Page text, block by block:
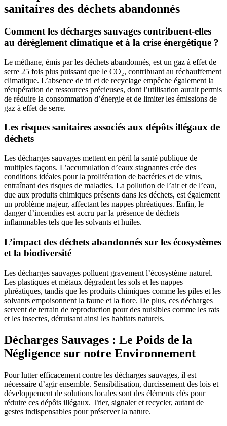
sanitaires des déchets abandonnés
Comment les décharges sauvages contribuent-elles
au dérèglement climatique et à la crise énergétique ?
Le méthane, émis par les déchets abandonnés, est un gaz à effet de
serre 25 fois plus puissant que le CO₂, contribuant au réchauffement
climatique. L’absence de tri et de recyclage empêche également la
récupération de ressources précieuses, dont l’utilisation aurait permis
de réduire la consommation d’énergie et de limiter les émissions de
gaz à effet de serre.
Les risques sanitaires associés aux dépôts illégaux de
déchets
Les décharges sauvages mettent en péril la santé publique de
multiples façons. L’accumulation d’eaux stagnantes crée des
conditions idéales pour la prolifération de bactéries et de virus,
entraînant des risques de maladies. La pollution de l’air et de l’eau,
due aux produits chimiques présents dans les déchets, est également
un problème majeur, affectant les nappes phréatiques. Enfin, le
danger d’incendies est accru par la présence de déchets
inflammables tels que les solvants et huiles.
L’impact des déchets abandonnés sur les écosystèmes
et la biodiversité
Les décharges sauvages polluent gravement l’écosystème naturel.
Les plastiques et métaux dégradent les sols et les nappes
phréatiques, tandis que les produits chimiques comme les piles et les
solvants empoisonnent la faune et la flore. De plus, ces décharges
servent de terrain de reproduction pour des nuisibles comme les rats
et les insectes, détruisant ainsi les habitats naturels.
Décharges Sauvages : Le Poids de la
Négligence sur notre Environnement
Pour lutter efficacement contre les décharges sauvages, il est
nécessaire d’agir ensemble. Sensibilisation, durcissement des lois et
développement de solutions locales sont des éléments clés pour
réduire ces dépôts illégaux. Trier, signaler et recycler, autant de
gestes indispensables pour préserver la nature.